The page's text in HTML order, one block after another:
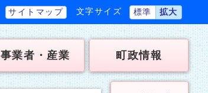
サイトマップ 文字サイズ 標準 拡大
事業者・産業 町政情報